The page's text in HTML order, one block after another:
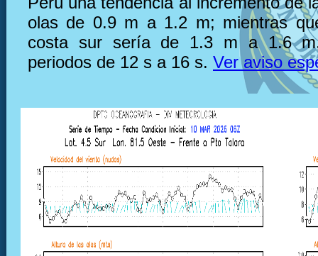
olas de 0.9 m a 1.2 m; mientras
costa sur sería de 1.3 m a 1.6
periodos de 12 s a 16 s. Ver aviso